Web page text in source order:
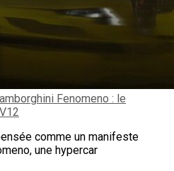
Fenomeno : le
comme un manifeste
une hypercar